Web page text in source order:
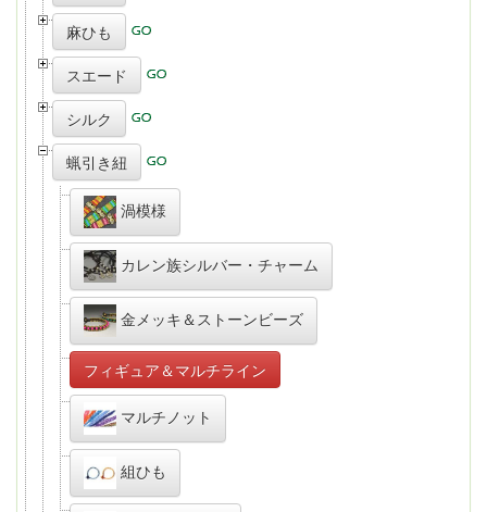
麻ひも
スエード
シルク
蝋引き紐
渦模様
カレン族シルバー・チャーム
金メッキ＆ストーンビーズ
フィギュア＆マルチライン
マルチノット
組ひも